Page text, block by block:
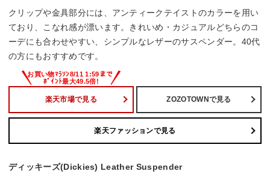
クリップや金具部分には、アンティークテイストのカラーを用い
ており、こなれ感が漂います。きれいめ・カジュアルどちらのコ
ーデにも合わせやすい、シンプルなレザーのサスペンダー。40代
の方にもおすすめです。
楽天市場で見る ZOZOTOWNで見る
楽天ファッションで見る
ディッキーズ(Dickies) Leather Suspender